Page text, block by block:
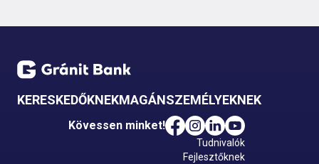
KERESKEDŐKNEKMAGÁNSZEMÉLYEKNEK
Kövessen minket!
Tudnivalók
Fejlesztőknek